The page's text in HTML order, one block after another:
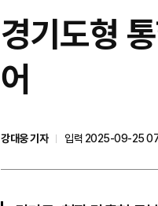
경기도형
어
강대웅 기자
입력 2025-09-25